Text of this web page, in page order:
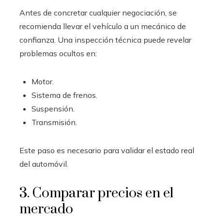
Antes de concretar cualquier negociación, se
recomienda llevar el vehículo a un mecánico de
confianza. Una inspección técnica puede revelar
problemas ocultos en:
Motor.
Sistema de frenos.
Suspensión.
Transmisión.
Este paso es necesario para validar el estado real
del automóvil.
3. Comparar precios en el
mercado